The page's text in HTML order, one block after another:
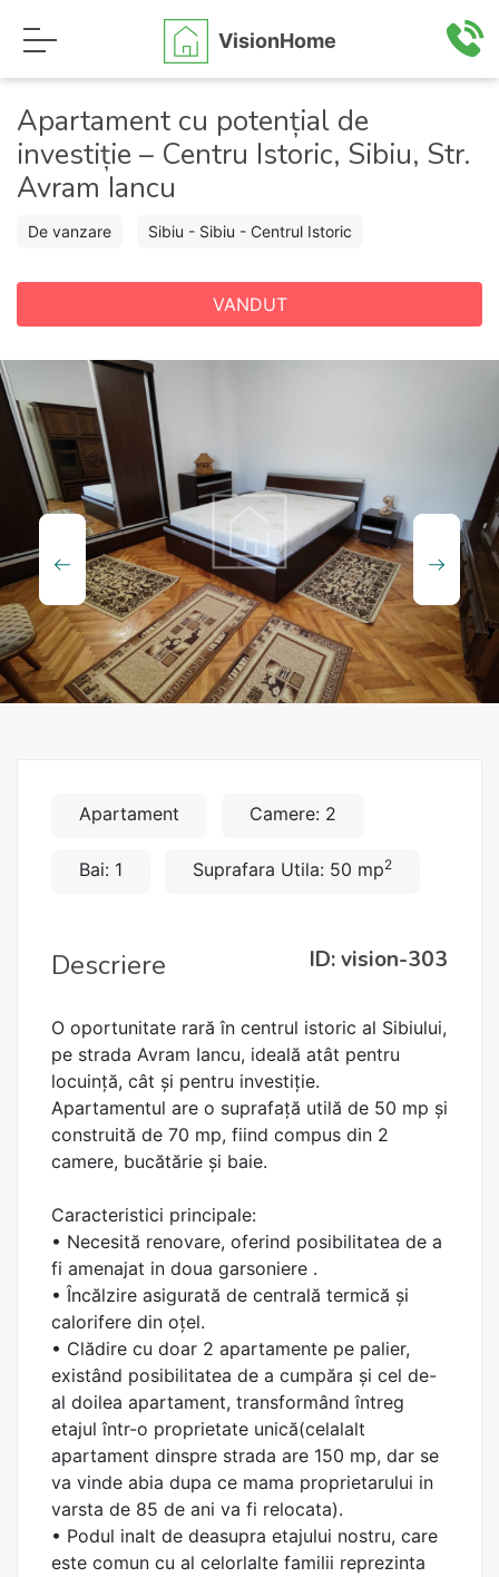
VisionHome
Apartament cu potențial de
investiție – Centru Istoric, Sibiu, Str.
Avram Iancu
De vanzare Sibiu - Sibiu - Centrul Istoric
VANDUT
Apartament Camere: 2
Bai: 1 Suprafara Utila: 50 mp2
Descriere ID: vision-303
O oportunitate rară în centrul istoric al Sibiului,
pe strada Avram Iancu, ideală atât pentru
locuință, cât și pentru investiție.
Apartamentul are o suprafață utilă de 50 mp și
construită de 70 mp, fiind compus din 2
camere, bucătărie și baie.
Caracteristici principale:
• Necesită renovare, oferind posibilitatea de a
fi amenajat in doua garsoniere .
• Încălzire asigurată de centrală termică și
calorifere din oțel.
• Clădire cu doar 2 apartamente pe palier,
existând posibilitatea de a cumpăra și cel de-
al doilea apartament, transformând întreg
etajul într-o proprietate unică(celalalt
apartament dinspre strada are 150 mp, dar se
va vinde abia dupa ce mama proprietarului in
varsta de 85 de ani va fi relocata).
• Podul inalt de deasupra etajului nostru, care
este comun cu al celorlalte familii reprezinta